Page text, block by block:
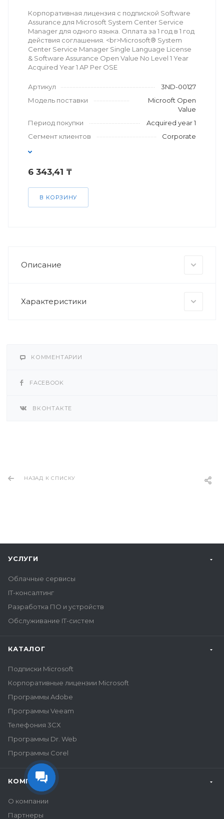
Корпоративная лицензия с подпиской Software
Assurance для Microsoft System Center Service
Manager для одного языка. Оплата за 1 год в 1 год
действия соглашения. <br>Microsoft® System
Center Service Manager Single Language License
& Software Assurance Open Value No Level 1 Year
Acquired Year 1 AP Per OSE
Артикул
3ND-00127
Модель поставки
Microoft Open
Value
Период покупки
Acquired year 1
Сегмент клиентов
Corporate
6 343,41 ₸
В КОРЗИНУ
Описание
Характеристики
КОММЕНТАРИИ
FACEBOOK
ВКОНТАКТЕ
НАЗАД К СПИСКУ
УСЛУГИ
Облачные сервисы
IT-консалтинг
Разработка ПО и устройств
Обслуживание IT-систем
КАТАЛОГ
Подписки Microsoft
Корпоративные лицензии Microsoft
Программы Adobe
Программы Veeam
Телефония 3CX
Программы Dr. Web
Программы Corel
КОМПАНИЯ
О компании
Партнеры